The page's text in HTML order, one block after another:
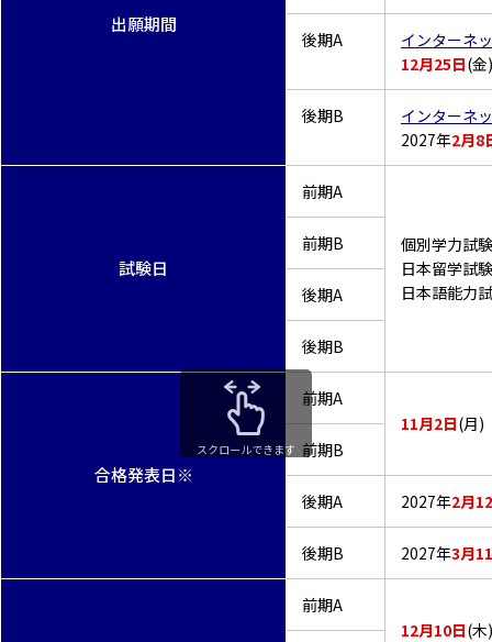
出願期間
後期A
インターネ
12月25日(
後期B
インターネ
2027年2月8
試験日
前期A
個別学力試
日本留学試
日本語能力
前期B
後期A
後期B
合格発表日※
前期A
11月2日(月)
前期B
後期A 2027年2月
後期B 2027年3月
前期A
12月10日(木)
スクロールできます